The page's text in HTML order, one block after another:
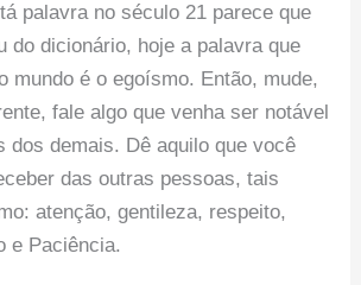
palavra no século 21 parece que
do dicionário, hoje a palavra que
mundo é o egoísmo. Então, mude,
fale algo que venha ser notável
dos demais. Dê aquilo que você
das outras pessoas, tais
atenção, gentileza, respeito,
e Paciência.